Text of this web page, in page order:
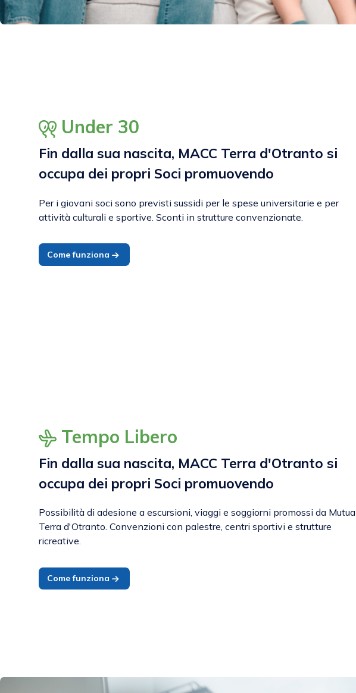
Under 30
Fin dalla sua nascita, MACC Terra d'Otranto si
occupa dei propri Soci promuovendo
Per i giovani soci sono previsti sussidi per le spese universitarie e per
attività culturali e sportive. Sconti in strutture convenzionate.
Come funziona
Tempo Libero
Fin dalla sua nascita, MACC Terra d'Otranto si
occupa dei propri Soci promuovendo
Possibilità di adesione a escursioni, viaggi e soggiorni promossi da Mutua
Terra d'Otranto. Convenzioni con palestre, centri sportivi e strutture
ricreative.
Come funziona